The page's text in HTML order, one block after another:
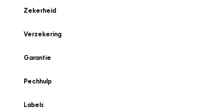
Zekerheid
Verzekering
Garantie
Pechhulp
Labels